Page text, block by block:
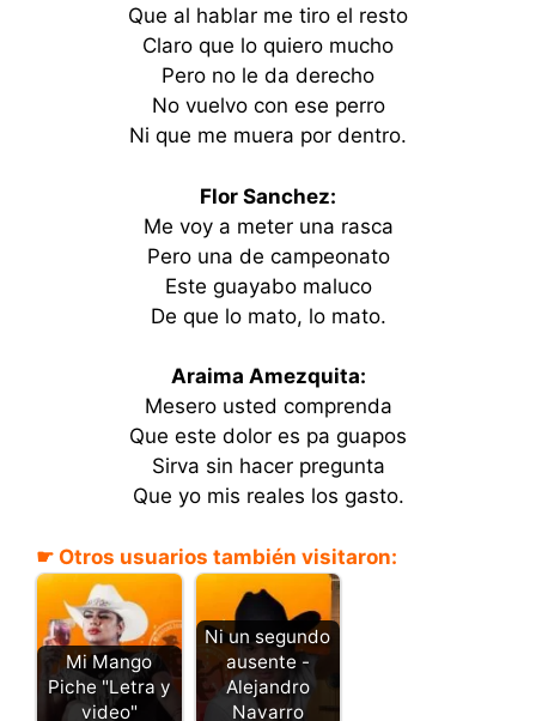
Que al hablar me tiro el resto
Claro que lo quiero mucho
Pero no le da derecho
No vuelvo con ese perro
Ni que me muera por dentro.
Flor Sanchez:
Me voy a meter una rasca
Pero una de campeonato
Este guayabo maluco
De que lo mato, lo mato.
Araima Amezquita:
Mesero usted comprenda
Que este dolor es pa guapos
Sirva sin hacer pregunta
Que yo mis reales los gasto.
☛ Otros usuarios también visitaron:
Mi Mango
Piche "Letra y
video"
Ni un segundo
ausente -
Alejandro
Navarro